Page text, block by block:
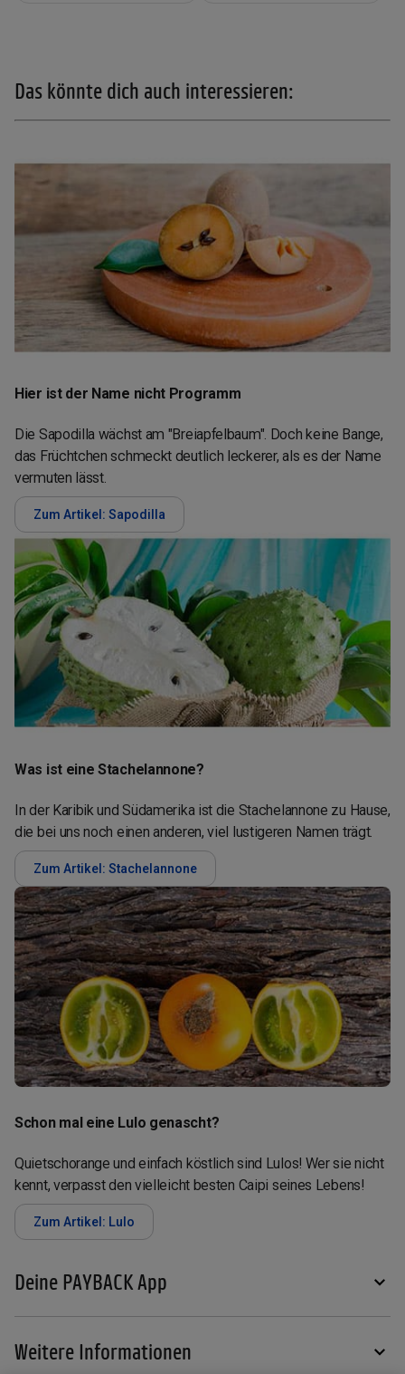
Das könnte dich auch interessieren:
Hier ist der Name nicht Programm
Die Sapodilla wächst am "Breiapfelbaum". Doch keine Bange,
das Früchtchen schmeckt deutlich leckerer, als es der Name
vermuten lässt.
Zum Artikel: Sapodilla
Was ist eine Stachelannone?
In der Karibik und Südamerika ist die Stachelannone zu Hause,
die bei uns noch einen anderen, viel lustigeren Namen trägt.
Zum Artikel: Stachelannone
Schon mal eine Lulo genascht?
Quietschorange und einfach köstlich sind Lulos! Wer sie nicht
kennt, verpasst den vielleicht besten Caipi seines Lebens!
Zum Artikel: Lulo
Deine PAYBACK App
Weitere Informationen